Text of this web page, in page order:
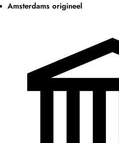
Amsterdams origineel